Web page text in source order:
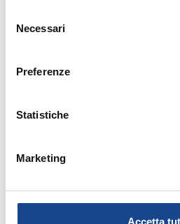
delNecessari
Preferenze
Statistiche
Marketing
Accetta
SCARICA L'INFORMATIVA